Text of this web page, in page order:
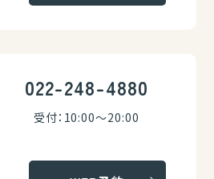
022-248-4880
受付：10:00～20:00